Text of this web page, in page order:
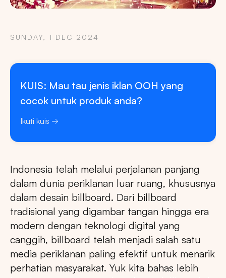
SUNDAY, 1 DEC 2024
KUIS: Mau tau jenis iklan OOH yang
cocok untuk produk anda?
Ikuti kuis
Indonesia telah melalui perjalanan panjang
dalam dunia periklanan luar ruang, khususnya
dalam desain billboard. Dari billboard
tradisional yang digambar tangan hingga era
modern dengan teknologi digital yang
canggih, billboard telah menjadi salah satu
media periklanan paling efektif untuk menarik
perhatian masyarakat. Yuk kita bahas lebih